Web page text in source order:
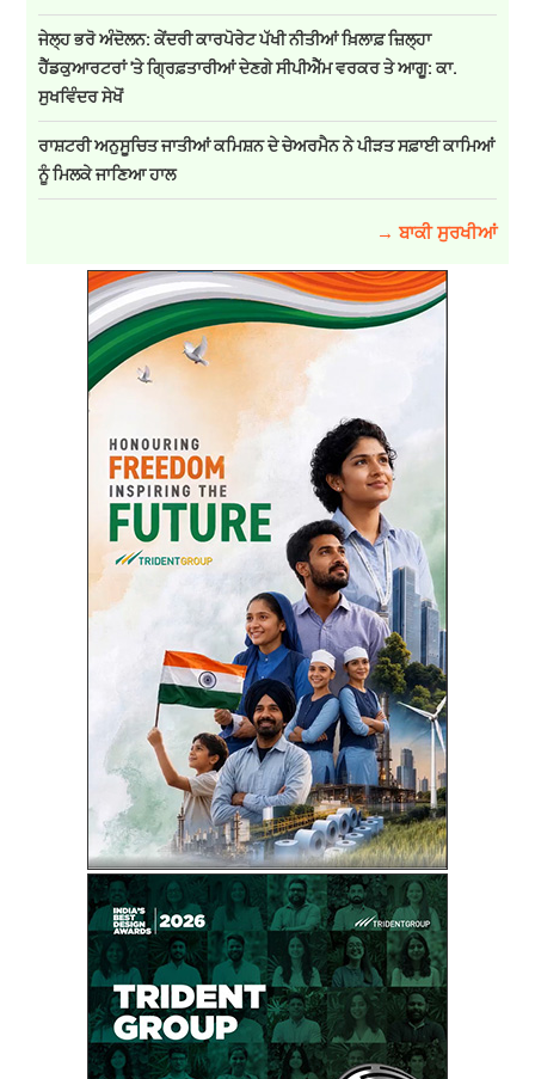
ਜੇਲ੍ਹ ਭਰੋ ਅੰਦੋਲਨ: ਕੇਂਦਰੀ ਕਾਰਪੋਰੇਟ ਪੱਖੀ ਨੀਤੀਆਂ ਖ਼ਿਲਾਫ਼ ਜ਼ਿਲ੍ਹਾ
ਹੈੱਡਕੁਆਰਟਰਾਂ 'ਤੇ ਗ੍ਰਿਫ਼ਤਾਰੀਆਂ ਦੇਣਗੇ ਸੀਪੀਐੱਮ ਵਰਕਰ ਤੇ ਆਗੂ: ਕਾ.
ਸੁਖਵਿੰਦਰ ਸੇਖੋਂ
ਰਾਸ਼ਟਰੀ ਅਨੁਸੂਚਿਤ ਜਾਤੀਆਂ ਕਮਿਸ਼ਨ ਦੇ ਚੇਅਰਮੈਨ ਨੇ ਪੀੜਤ ਸਫ਼ਾਈ ਕਾਮਿਆਂ
ਨੂੰ ਮਿਲਕੇ ਜਾਣਿਆ ਹਾਲ
→ ਬਾਕੀ ਸੁਰਖੀਆਂ